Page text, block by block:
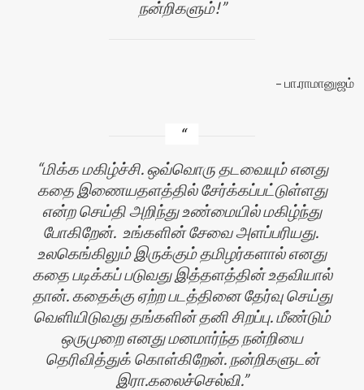
நன்றிகளும்!
பா.ராமானுஜம்
மிக்க மகிழ்ச்சி. ஒவ்வொரு தடவையும் எனது
கதை இணையதளத்தில் சேர்க்கப்பட்டுள்ளது
என்ற செய்தி அறிந்து உண்மையில் மகிழ்ந்து
போகிறேன். உங்களின் சேவை அளப்பரியது.
உலகெங்கிலும் இருக்கும் தமிழர்களால் எனது
கதை படிக்கப் படுவது இத்தளத்தின் உதவியால்
தான். கதைக்கு ஏற்ற படத்தினை தேர்வு செய்து
வெளியிடுவது தங்களின் தனி சிறப்பு. மீண்டும்
ஒருமுறை எனது மனமார்ந்த நன்றியை
தெரிவித்துக் கொள்கிறேன். நன்றிகளுடன்
இரா.கலைச்செல்வி.